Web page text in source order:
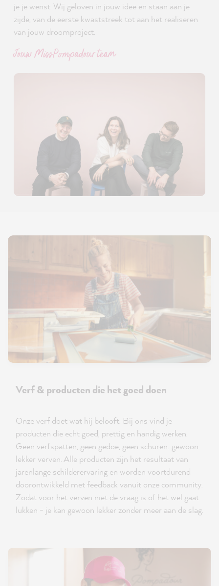
je je wenst. Wij geloven in jouw idee en staan aan je
zijde, van de eerste kwaststreek tot aan het realiseren
van jouw droomproject.
Jouw MissPompadour team
Verf & producten die het goed doen
Onze verf doet wat hij belooft. Bij ons vind je
producten die echt goed, prettig en handig werken.
Geen verfspatten, geen gedoe, geen schuren: gewoon
lekker verven. Alle producten zijn het resultaat van
jarenlange schilderervaring en worden voortdurend
doorontwikkeld met feedback vanuit onze community.
Zodat voor het verven niet de vraag is of het wel gaat
lukken - je kan gewoon lekker zonder meer aan de slag.